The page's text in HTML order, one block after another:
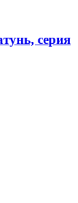
серия